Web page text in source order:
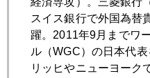
1月 2月 3月
7月 8月 9月
スイス銀行で外国為替
躍。2011年9月までワ
ル（WGC）の日本代
リッヒやニューヨーク